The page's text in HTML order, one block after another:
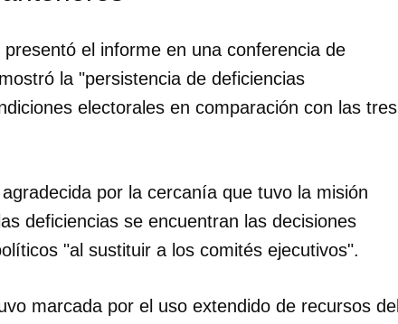
el informe en una conferencia de
la "persistencia de deficiencias
electorales en comparación con las tres
por la cercanía que tuvo la misión
deficiencias se encuentran las decisiones
"al sustituir a los comités ejecutivos".
marcada por el uso extendido de recursos del